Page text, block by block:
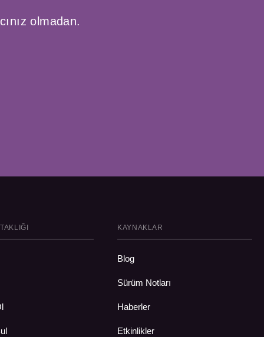
olmadan.
KAYNAKLAR
Blog
Sürüm Notları
Haberler
Etkinlikler